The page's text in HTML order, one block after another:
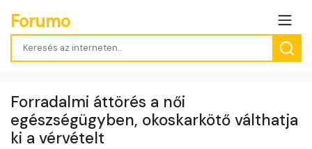
Forumo
Forradalmi áttörés a női
egészségügyben, okoskarkötő válthatja
ki a vérvételt